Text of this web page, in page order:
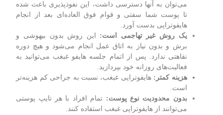
می‌توان به آنها دسترسی داشت، این نفوذپذیری باعث شده
تا پوست شما سفتی و قوام فوق العاده‌ای بعد از انجام
هایفوتراپی بدست آورد.
یک روش غیر تهاجمی است: این روش بدون بیهوشی و
برش و بدون نیاز به اتاق عمل انجام می‌شود و هیچ دوره
نقاهتی ندارد. پس از اتمام جلسه هایفو غبغب می‌توانید به
فعالیت‌های روزانه خود بپردازید.
هزینه کمتر: هایفوتراپی غبغب، نسبت به جراحی کم هزینه‌تر
است.
بدون محدودیت نوع پوست: تمام افراد با هر تایپ پوستی
می‌توانند از هایفوتراپی غبغب استفاده کنند.